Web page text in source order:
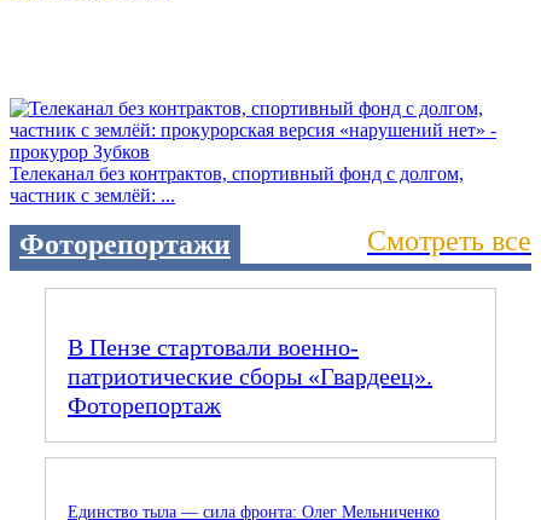
Телеканал без контрактов, спортивный фонд с долгом,
частник с землёй: ...
Фоторепортажи Смотреть все
В Пензе стартовали военно-
патриотические сборы «Гвардеец».
Фоторепортаж
Единство тыла — сила фронта: Олег Мельниченко